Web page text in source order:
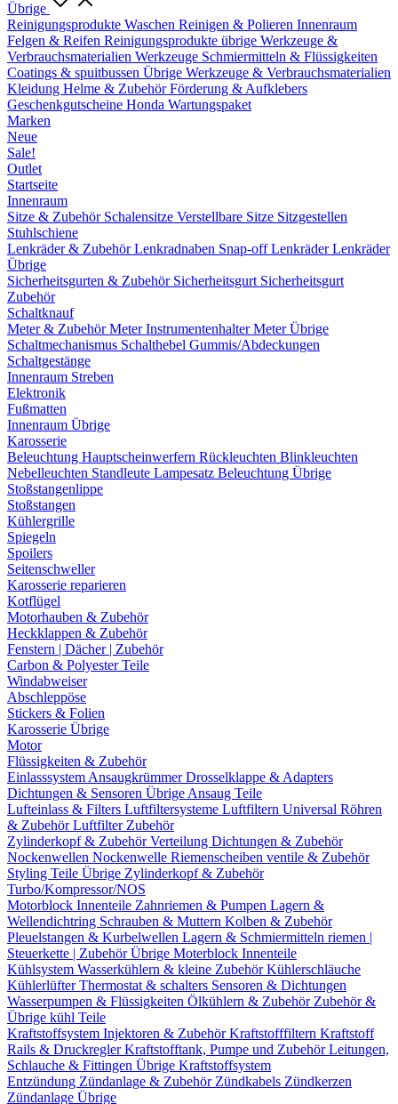
Übrige
Reinigungsprodukte Waschen Reinigen & Polieren Innenraum
Felgen & Reifen Reinigungsprodukte übrige Werkzeuge &
Verbrauchsmaterialien Werkzeuge Schmiermitteln & Flüssigkeiten
Coatings & spuitbussen Übrige Werkzeuge & Verbrauchsmaterialien
Kleidung Helme & ZubehörFörderung & Aufklebers
Geschenkgutscheine Honda Wartungspaket
Marken
Neue
Sale!
Outlet
Startseite
Innenraum
Sitze & Zubehör Schalensitze Verstellbare Sitze Sitzgestellen
Stuhlschiene
Lenkräder & ZubehörLenkradnaben Snap-offLenkräderLenkräder
Übrige
Sicherheitsgurten & Zubehör Sicherheitsgurt Sicherheitsgurt
Zubehör
Schaltknauf
Meter & ZubehörMeterInstrumentenhalterMeter Übrige
Schaltmechanismus Schalthebel Gummis/Abdeckungen
Schaltgestänge
Innenraum Streben
Elektronik
Fußmatten
Innenraum Übrige
Karosserie
Beleuchtung Hauptscheinwerfern Rückleuchten Blinkleuchten
Nebelleuchten Standleute Lampesatz Beleuchtung Übrige
Stoßstangenlippe
Stoßstangen
Kühlergrille
Spiegeln
Spoilers
Seitenschweller
Karosserie reparieren
Kotflügel
Motorhauben & Zubehör
Heckklappen & Zubehör
Fenstern | Dächer | Zubehör
Carbon & Polyester Teile
Windabweiser
Abschleppöse
Stickers & Folien
Karosserie Übrige
Motor
Flüssigkeiten & Zubehör
Einlasssystem AnsaugkrümmerDrosselklappe & Adapters
Dichtungen & Sensoren Übrige Ansaug Teile
Lufteinlass & Filters Luftfiltersysteme Luftfiltern Universal Röhren
& ZubehörLuftfilter Zubehör
Zylinderkopf & ZubehörVerteilung Dichtungen & Zubehör
Nockenwellen Nockenwelle Riemenscheiben ventile & Zubehör
Styling Teile Übrige Zylinderkopf & Zubehör
Turbo/Kompressor/NOS
Motorblock Innenteile Zahnriemen & Pumpen Lagern &
Wellendichtring Schrauben & Muttern Kolben & Zubehör
Pleuelstangen & Kurbelwellen Lagern & Schmiermitteln riemen |
Steuerkette | ZubehörÜbrige Moterblock Innenteile
Kühlsystem Wasserkühlern & kleine ZubehörKühlerschläuche
KühlerlüfterThermostat & schalters Sensoren & Dichtungen
Wasserpumpen & Flüssigkeiten Ölkühlern & Zubehör Zubehör &
Übrige kühl Teile
Kraftstoffsystem Injektoren & ZubehörKraftstofffiltern Kraftstoff
Rails & DruckreglerKraftstofftank, Pumpe und ZubehörLeitungen,
Schlauche & Fittingen Übrige Kraftstoffsystem
Entzündung Zündanlage & Zubehör Zündkabels Zündkerzen
Zündanlage Übrige